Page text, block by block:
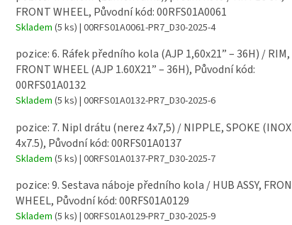
FRONT WHEEL, Původní kód: 00RFS01A0061
Skladem (5 ks) | 00RFS01A0061-PR7_D30-2025-4
pozice: 6. Ráfek předního kola (AJP 1,60x21” – 36H) / RIM,
FRONT WHEEL (AJP 1.60X21” – 36H), Původní kód:
00RFS01A0132
Skladem (5 ks) | 00RFS01A0132-PR7_D30-2025-6
pozice: 7. Nipl drátu (nerez 4x7,5) / NIPPLE, SPOKE (INOX
4x7.5), Původní kód: 00RFS01A0137
Skladem (5 ks) | 00RFS01A0137-PR7_D30-2025-7
pozice: 9. Sestava náboje předního kola / HUB ASSY,
WHEEL, Původní kód: 00RFS01A0129
Skladem (5 ks) | 00RFS01A0129-PR7_D30-2025-9